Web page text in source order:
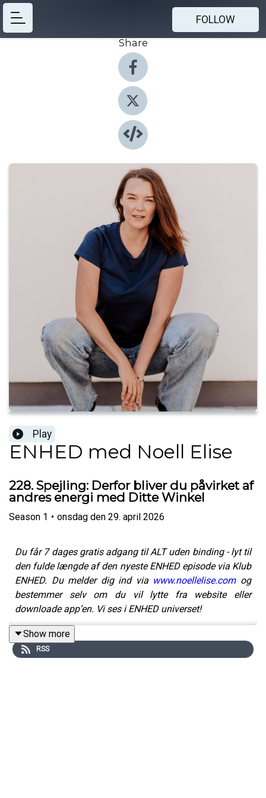
FOLLOW
Share
Play
ENHED med Noell Elise
228. Spejling: Derfor bliver du påvirket af
andres energi med Ditte Winkel
Season 1 • onsdag den 29. april 2026
Du får 7 dages gratis adgang til ALT uden binding - lyt til
den fulde længde af den nyeste ENHED episode via Klub
ENHED. Du melder dig ind via www.noellelise.comog
bestemmer selv om du vil lytte fra website eller
downloade app’en. Vi ses i ENHED universet!
Når du forstår spejling, kan du skabe langt bedre
Show more
RSS